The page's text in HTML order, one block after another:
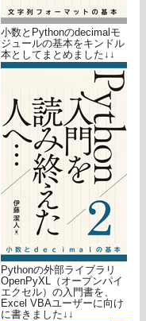
小数とPythonのdecimalモ
ジュールの基本をキンドル
本としてまとめました↓↓
Pythonの外部ライブラリ
OpenPyXL（オープンパイ
エクセル）の入門書を、
Excel VBAユーザーに向け
に書きました↓↓